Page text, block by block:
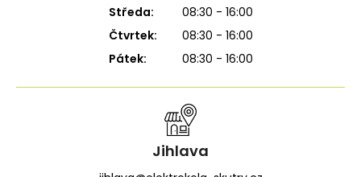
Středa:
08:30 - 16:00
Čtvrtek:
08:30 - 16:00
Pátek:
08:30 - 16:00
Jihlava